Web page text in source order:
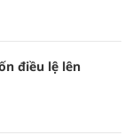
điều lệ lên